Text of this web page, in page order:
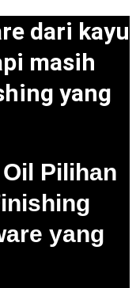
dari kayu
masih
yang
Pilihan
yang